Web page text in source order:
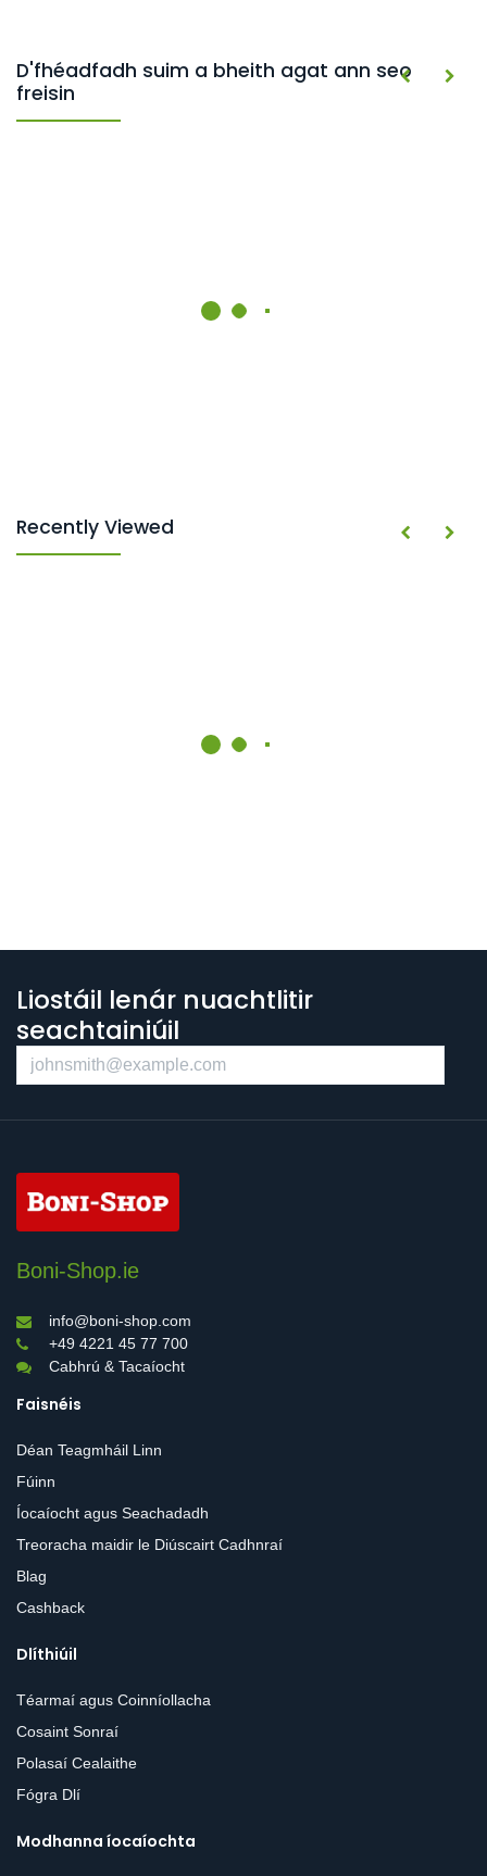
D'fhéadfadh suim a bheith agat ann seo
freisin
Recently Viewed
Liostáil lenár nuachtlitir
seachtainiúil
Boni-Shop.ie
info@boni-shop.com
+49 4221 45 77 700
Cabhrú & Tacaíocht
Faisnéis
Déan Teagmháil Linn
Fúinn
Íocaíocht agus Seachadadh
Treoracha maidir le Diúscairt Cadhnraí
Blag
Cashback
Dlíthiúil
Téarmaí agus Coinníollacha
Cosaint Sonraí
Polasaí Cealaithe
Fógra Dlí
Modhanna íocaíochta